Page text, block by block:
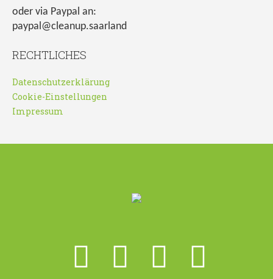
oder via Paypal an:
paypal@cleanup.saarland
RECHTLICHES
Datenschutzerklärung
Cookie-Einstellungen
Impressum